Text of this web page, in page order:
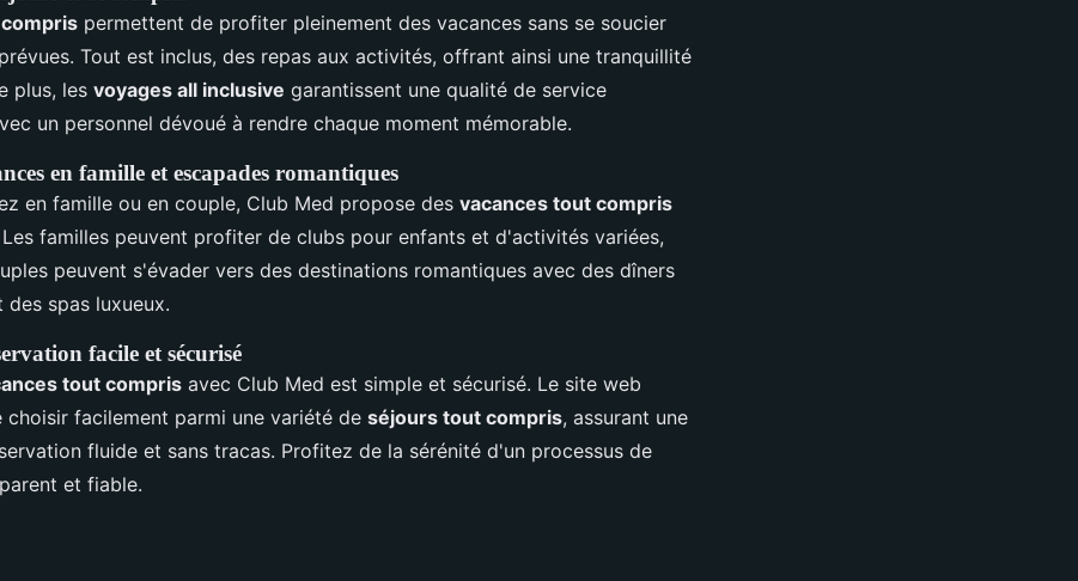
permettent de profiter pleinement des vacances sans se soucier
Tout est inclus, des repas aux activités, offrant ainsi une tranquillité
plus, les voyages all inclusive garantissent une qualité de service
un personnel dévoué à rendre chaque moment mémorable.
en famille et escapades romantiques
en famille ou en couple, Club Med propose des vacances tout compris
familles peuvent profiter de clubs pour enfants et d'activités variées,
peuvent s'évader vers des destinations romantiques avec des dîners
des spas luxueux.
facile et sécurisé
tout compris avec Club Med est simple et sécurisé. Le site web
facilement parmi une variété de séjours tout compris, assurant une
fluide et sans tracas. Profitez de la sérénité d'un processus de
et fiable.